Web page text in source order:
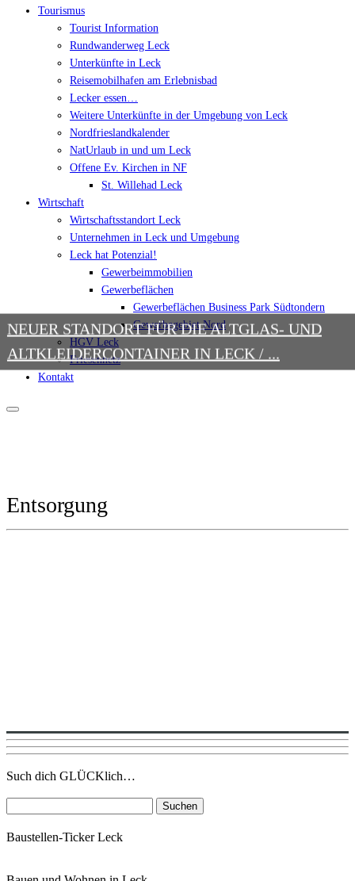
Tourismus
Tourist Information
Rundwanderweg Leck
Unterkünfte in Leck
Reisemobilhafen am Erlebnisbad
Lecker essen…
Weitere Unterkünfte in der Umgebung von Leck
Nordfrieslandkalender
NatUrlaub in und um Leck
Offene Ev. Kirchen in NF
St. Willehad Leck
Wirtschaft
Wirtschaftsstandort Leck
Unternehmen in Leck und Umgebung
Leck hat Potenzial!
Gewerbeimmobilien
Gewerbeflächen
Gewerbeflächen Business Park Südtondern
Gewerbegebiet Nord
HGV Leck
Friesennetz
Kontakt
Entsorgung
NEUER STANDORT FÜR DIE ALTGLAS- UND
ALTKLEIDERCONTAINER IN LECK / ...
Such dich GLÜCKlich…
Baustellen-Ticker Leck